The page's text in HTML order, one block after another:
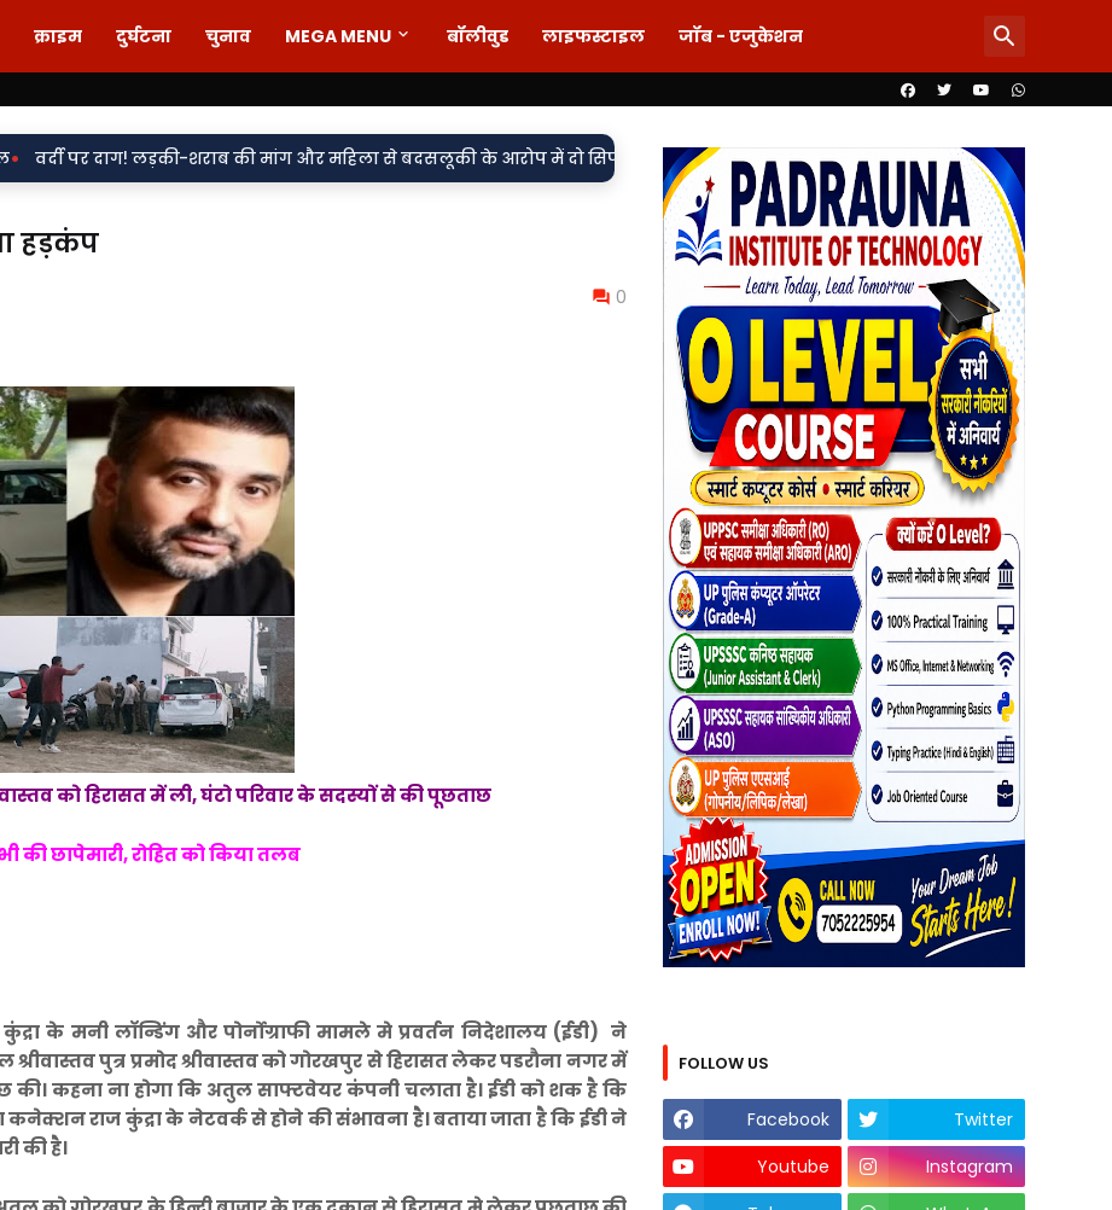
क्राइम दुर्घटना चुनाव MEGA MENU बॉलीवुड लाइफस्टाइल जॉब - एजुकेशन
शराब की मांग और महिला से बदसलूकी के आरोप में दो सिपाही निलंबित, मुकदमा दर्ज, • 85 लाख का खेल या पारदर्शिता पर पर्दा? शिलापट्ट से
हड़कंप
0
को हिरासत में ली, घंटो परिवार के सदस्यों से की पूछताछ
की छापेमारी, रोहित को किया तलब
के मनी लाॅन्डिंग और पोर्नोग्राफी मामले मे प्रवर्तन निदेशालय (ईडी) ने
पुत्र प्रमोद श्रीवास्तव को गोरखपुर से हिरासत लेकर पडरौना नगर में
की। कहना ना होगा कि अतुल साफ्टवेयर कंपनी चलाता है। ईडी को शक है कि
राज कुंद्रा के नेटवर्क से होने की संभावना है। बताया जाता है कि ईडी ने
की है।
FOLLOW US
Facebook
Twitter
Youtube
Instagram